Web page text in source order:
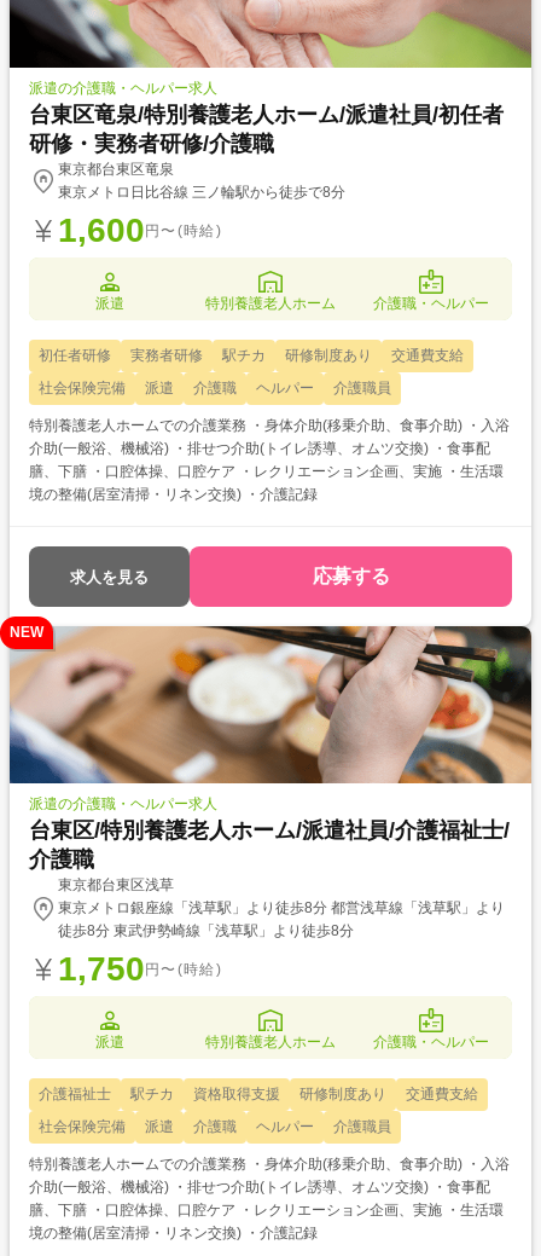
派遣の介護職・ヘルパー求人
台東区竜泉/特別養護老人ホーム/派遣社員/初任者
研修・実務者研修/介護職
東京都台東区竜泉
東京メトロ日比谷線 三ノ輪駅から徒歩で8分
1,600 円〜(時給)
派遣 特別養護老人ホーム 介護職・ヘルパー
初任者研修 実務者研修 駅チカ 研修制度あり
交通費支給
社会保険完備
派遣 介護職 ヘルパー 介護職員
特別養護老人ホームでの介護業務 ・身体介助(移乗介助、食事介助) ・入浴
介助(一般浴、機械浴) ・排せつ介助(トイレ誘導、オムツ交換) ・食事配
膳、下膳 ・口腔体操、口腔ケア ・レクリエーション企画、実施 ・生活環
境の整備(居室清掃・リネン交換) ・介護記録
求人を見る 応募する
NEW
派遣の介護職・ヘルパー求人
台東区/特別養護老人ホーム/派遣社員/介護福祉士/
介護職
東京都台東区浅草
東京メトロ銀座線「浅草駅」より徒歩8分 都営浅草線「浅草駅」より
徒歩8分 東武伊勢崎線「浅草駅」より徒歩8分
1,750 円〜(時給)
派遣 特別養護老人ホーム 介護職・ヘルパー
介護福祉士 駅チカ 資格取得支援 研修制度あり
交通費支給
社会保険完備
派遣 介護職 ヘルパー 介護職員
特別養護老人ホームでの介護業務 ・身体介助(移乗介助、食事介助) ・入浴
介助(一般浴、機械浴) ・排せつ介助(トイレ誘導、オムツ交換) ・食事配
膳、下膳 ・口腔体操、口腔ケア ・レクリエーション企画、実施 ・生活環
境の整備(居室清掃・リネン交換) ・介護記録